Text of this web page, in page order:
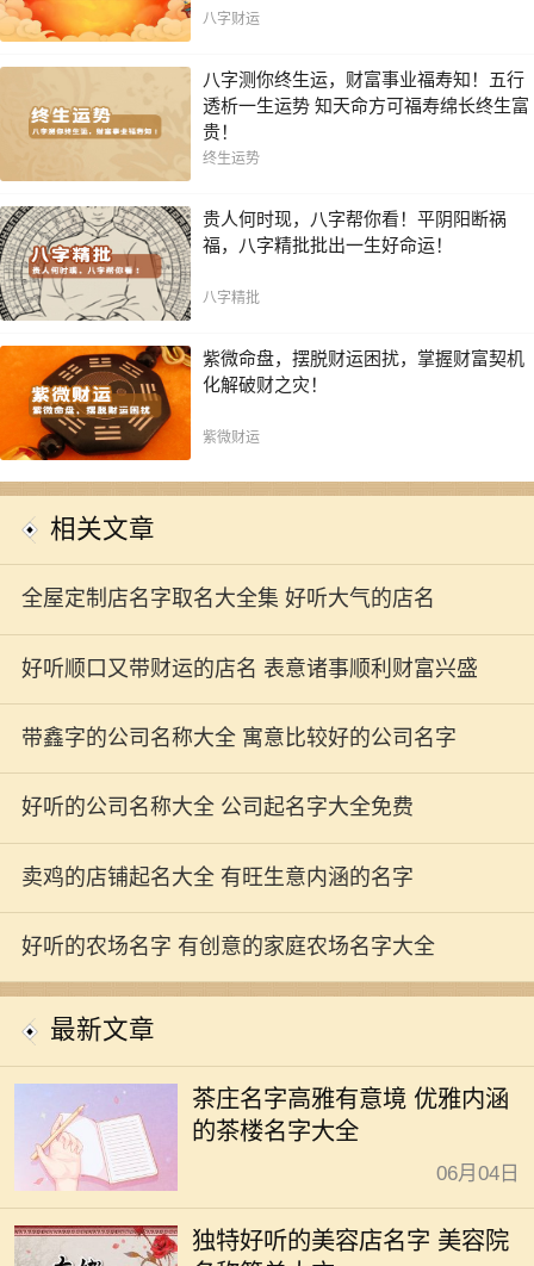
八字财运
八字测你终生运，财富事业福寿知！五行
透析一生运势 知天命方可福寿绵长终生富
贵！
终生运势
贵人何时现，八字帮你看！平阴阳断祸
福，八字精批批出一生好命运！
八字精批
紫微命盘，摆脱财运困扰，掌握财富契机
化解破财之灾！
紫微财运
相关文章
全屋定制店名字取名大全集 好听大气的店名
好听顺口又带财运的店名 表意诸事顺利财富兴盛
带鑫字的公司名称大全 寓意比较好的公司名字
好听的公司名称大全 公司起名字大全免费
卖鸡的店铺起名大全 有旺生意内涵的名字
好听的农场名字 有创意的家庭农场名字大全
最新文章
茶庄名字高雅有意境 优雅内涵
的茶楼名字大全
06月04日
独特好听的美容店名字 美容院